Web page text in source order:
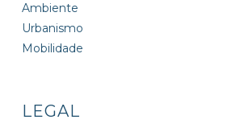
Ambiente
Urbanismo
Mobilidade
LEGAL